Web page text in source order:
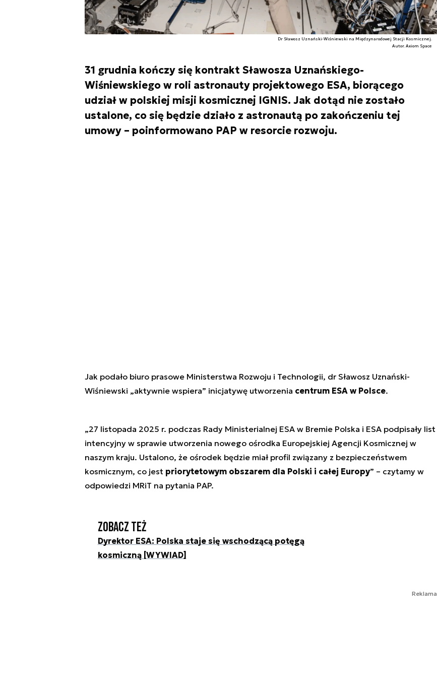
Dr Sławosz Uznański-Wiśniewski na Międzynarodowej Stacji Kosmicznej.
Autor. Axiom Space
31 grudnia kończy się kontrakt Sławosza Uznańskiego-
Wiśniewskiego w roli astronauty projektowego ESA, biorącego
udział w polskiej misji kosmicznej IGNIS. Jak dotąd nie zostało
ustalone, co się będzie działo z astronautą po zakończeniu tej
umowy – poinformowano PAP w resorcie rozwoju.
Jak podało biuro prasowe Ministerstwa Rozwoju i Technologii, dr Sławosz Uznański-
Wiśniewski „aktywnie wspiera” inicjatywę utworzenia centrum ESA w Polsce.
„27 listopada 2025 r. podczas Rady Ministerialnej ESA w Bremie Polska i ESA podpisały list
intencyjny w sprawie utworzenia nowego ośrodka Europejskiej Agencji Kosmicznej w
naszym kraju. Ustalono, że ośrodek będzie miał profil związany z bezpieczeństwem
kosmicznym, co jest priorytetowym obszarem dla Polski i całej Europy” – czytamy w
odpowiedzi MRiT na pytania PAP.
Zobacz też
Dyrektor ESA: Polska staje się wschodzącą potęgą
kosmiczną [WYWIAD]
Reklama